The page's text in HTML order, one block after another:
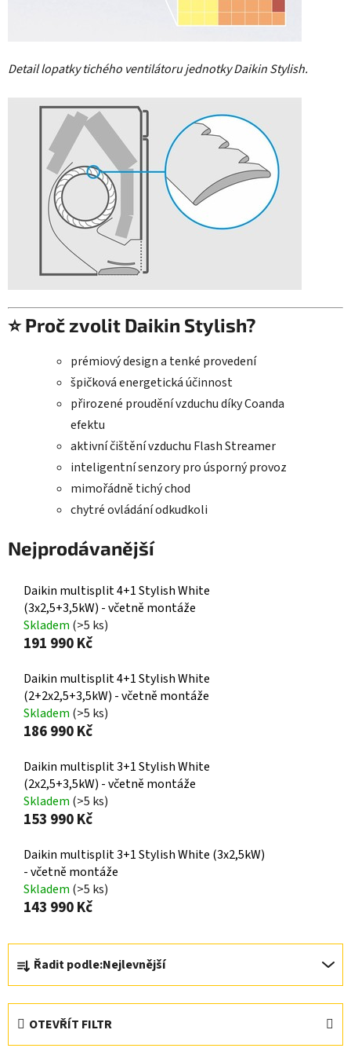
Detail lopatky tichého ventilátoru jednotky Daikin Stylish.
⭐ Proč zvolit Daikin Stylish?
prémiový design a tenké provedení
špičková energetická účinnost
přirozené proudění vzduchu díky Coanda
efektu
aktivní čištění vzduchu Flash Streamer
inteligentní senzory pro úsporný provoz
mimořádně tichý chod
chytré ovládání odkudkoli
Nejprodávanější
Daikin multisplit 4+1 Stylish White
(3x2,5+3,5kW) - včetně montáže
Skladem (>5 ks)
191 990 Kč
Daikin multisplit 4+1 Stylish White
(2+2x2,5+3,5kW) - včetně montáže
Skladem (>5 ks)
186 990 Kč
Daikin multisplit 3+1 Stylish White
(2x2,5+3,5kW) - včetně montáže
Skladem (>5 ks)
153 990 Kč
Daikin multisplit 3+1 Stylish White (3x2,5kW)
- včetně montáže
Skladem (>5 ks)
143 990 Kč
a
z
Řadit podle:Nejlevnější
OTEVŘÍT FILTR